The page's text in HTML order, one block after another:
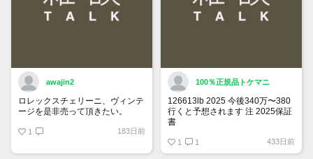
awajin2
ロレックスチェリーニ、ヴィンテ
ージを是非売って頂きたい。
1 183日前
100％正規品トケマニ
126613lb 2025 今後340万〜380
行くと予想されます 注 2025保証
書
2025/ @Watch_Monster_より
1 1 433日前